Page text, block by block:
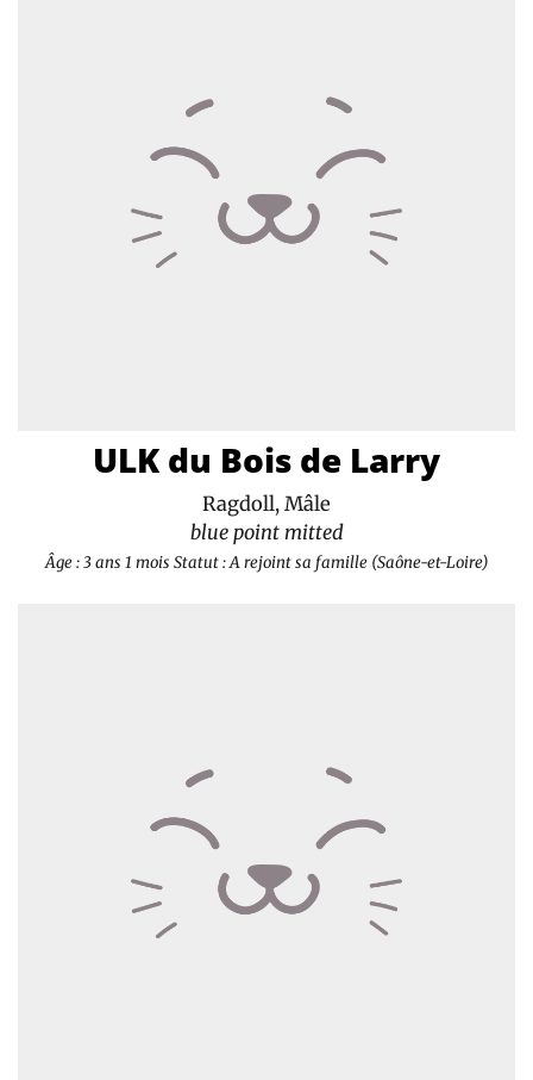
ULK du Bois de Larry
Ragdoll, Mâle
blue point mitted
Âge : 3 ans 1 mois Statut : A rejoint sa famille (Saône-et-Loire)